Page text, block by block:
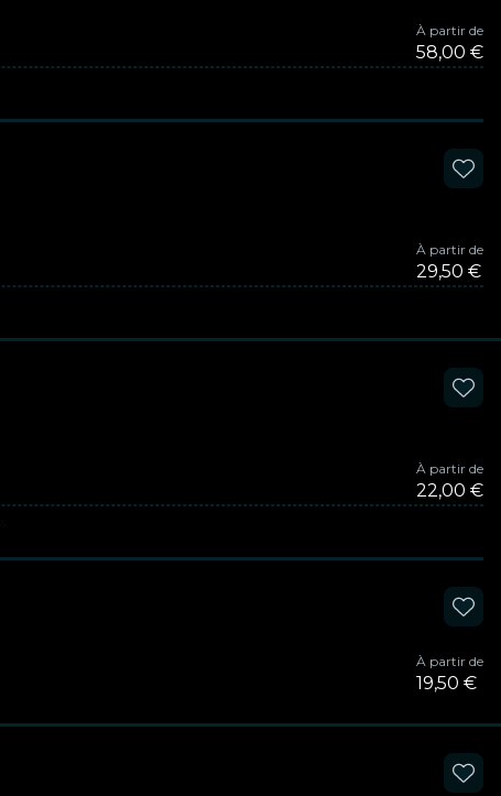
À partir de
58,00 €
À partir de
29,50 €
À partir de
22,00 €
À partir de
19,50 €